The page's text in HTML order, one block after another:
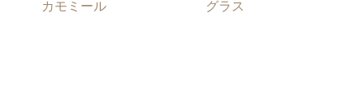
カモミール
グラス